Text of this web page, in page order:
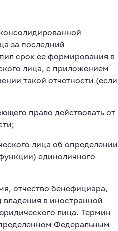
за последний
срок ее формирования в
лица, с приложением
такой отчетности (если
право действовать от
лица об определении
единоличного
отчество бенефициара,
в иностранной
лица. Термин
Федеральным